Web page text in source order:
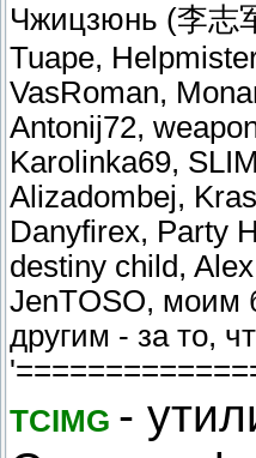
Чжицзюнь (李志
Tuape,
VasRoman,
Antonij72,
Karolinka69,
Alizadombej,
Danyfirex, Party
destiny child,
JenTOSO, моим
другим - за то,
TCIMG -